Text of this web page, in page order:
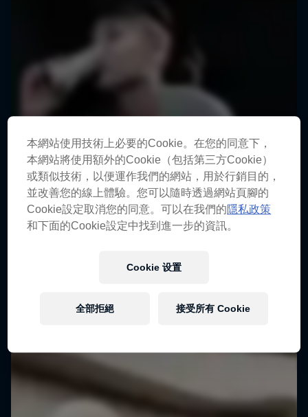
本網站使用技術上必要的Cookie。在您的同意下，
本網站將使用額外的Cookie（包括第三方Cookie）
或類似技術，以便運作我們的網站，用於行銷目的，
並改善您的線上體驗。您可以隨時透過網站頁腳的
Cookie設定取消您的同意。可以在我們的隱私政策
和下面的Cookie設定中找到進一步的資訊。
Cookie 设置
全部拒絕 接受所有 Cookie